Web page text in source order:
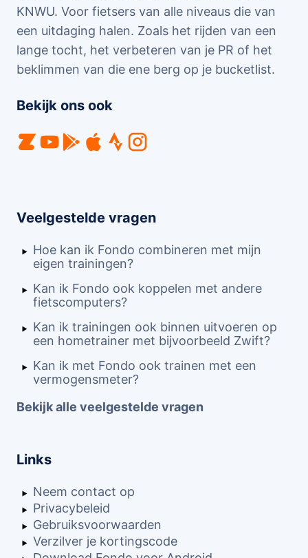
KNWU. Voor fietsers van alle niveaus die van
een uitdaging halen. Zoals het rijden van een
lange tocht, het verbeteren van je PR of het
beklimmen van die ene berg op je bucketlist.
Bekijk ons ook
Links
Neem contact op
Privacybeleid
Gebruiksvoorwaarden
Verzilver je kortingscode
Veelgestelde vragen
Hoe kan ik Fondo combineren met mijn
eigen trainingen?
Kan ik Fondo ook koppelen met andere
fietscomputers?
Kan ik trainingen ook binnen uitvoeren op
een hometrainer met bijvoorbeeld Zwift?
Kan ik met Fondo ook trainen met een
vermogensmeter?
Bekijk alle veelgestelde vragen